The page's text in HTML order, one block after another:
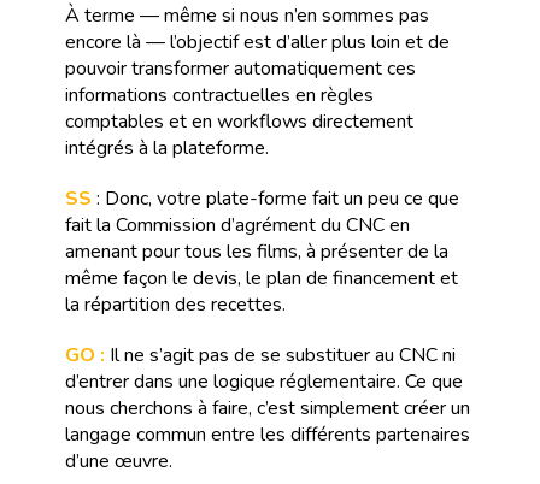
À terme — même si nous n’en sommes pas
encore là — l’objectif est d’aller plus loin et de
pouvoir transformer automatiquement ces
informations contractuelles en règles
comptables et en workflows directement
intégrés à la plateforme.
SS : Donc, votre plate-forme fait un peu ce que
fait la Commission d’agrément du CNC en
amenant pour tous les films, à présenter de la
même façon le devis, le plan de financement et
la répartition des recettes.
GO : Il ne s’agit pas de se substituer au CNC ni
d’entrer dans une logique réglementaire. Ce que
nous cherchons à faire, c’est simplement créer un
langage commun entre les différents partenaires
d’une œuvre.